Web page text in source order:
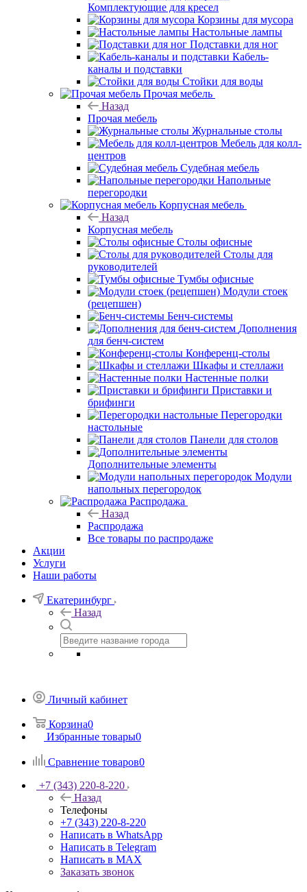
Комплектующие для кресел
Корзины для мусора
Настольные лампы
Подставки для ног
Кабель-
каналы и подставки
Стойки для воды
Прочая мебель
Назад
Прочая мебель
Журнальные столы
Мебель для колл-
центров
Судебная мебель
Напольные
перегородки
Корпусная мебель
Назад
Корпусная мебель
Столы офисные
Столы для
руководителей
Тумбы офисные
Модули стоек
(рецепшен)
Бенч-системы
Дополнения
для бенч-систем
Конференц-столы
Шкафы и стеллажи
Настенные полки
Приставки и
брифинги
Перегородки
настольные
Панели для столов
Дополнительные элементы
Модули
напольных перегородок
Распродажа
Назад
Распродажа
Все товары по распродаже
Акции
Услуги
Наши работы
Екатеринбург
Назад
Личный кабинет
Корзина0
Избранные товары0
Сравнение товаров0
+7 (343) 220-8-220
Назад
Телефоны
+7 (343) 220-8-220
Написать в WhatsApp
Написать в Telegram
Написать в MAX
Заказать звонок